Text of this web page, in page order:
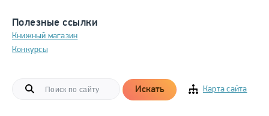
Полезные ссылки
Книжный магазин
Конкурсы
Искать Карта сайта